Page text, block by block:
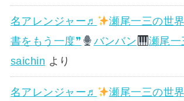
名アレンジャー♬ 瀬尾一三の世界
書をもう一度❞
バンバン 瀬尾一
saichin より
名アレンジャー♬ 瀬尾一三の世界